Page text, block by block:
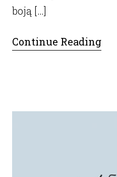
boją […]
Continue Reading